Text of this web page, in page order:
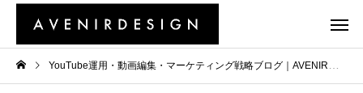
YouTube運用・動画編集・マーケティング戦略ブログ｜AVENIR